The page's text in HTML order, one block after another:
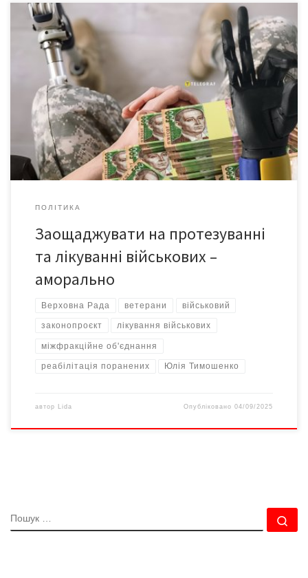
Необхідно, щоб Верховна Рада повернулась до розгляду
провалених провладною більшістю фундаментальних
поправок до закону №13420, розроблених міжфракційним
об’єднанням із захисту прав ветеранів, військових та їх родин.
Лідерка «Батьківщини» Юлія Тимошенко вважає аморальним
встановлення межі фінансування протезування
військовослужбовців, які захищали країну, і назвала
ненормальним порядок, коли воїнів після лікування чи
реабілітації […]
ПОЛІТИКА
Заощаджувати на протезуванні
та лікуванні військових –
аморально
Верховна Рада ветерани військовий
законопроєкт лікування військових
міжфракційне об'єднання
реабілітація поранених Юлія Тимошенко
автор Lida Опубліковано04/09/2025
ПОШУК